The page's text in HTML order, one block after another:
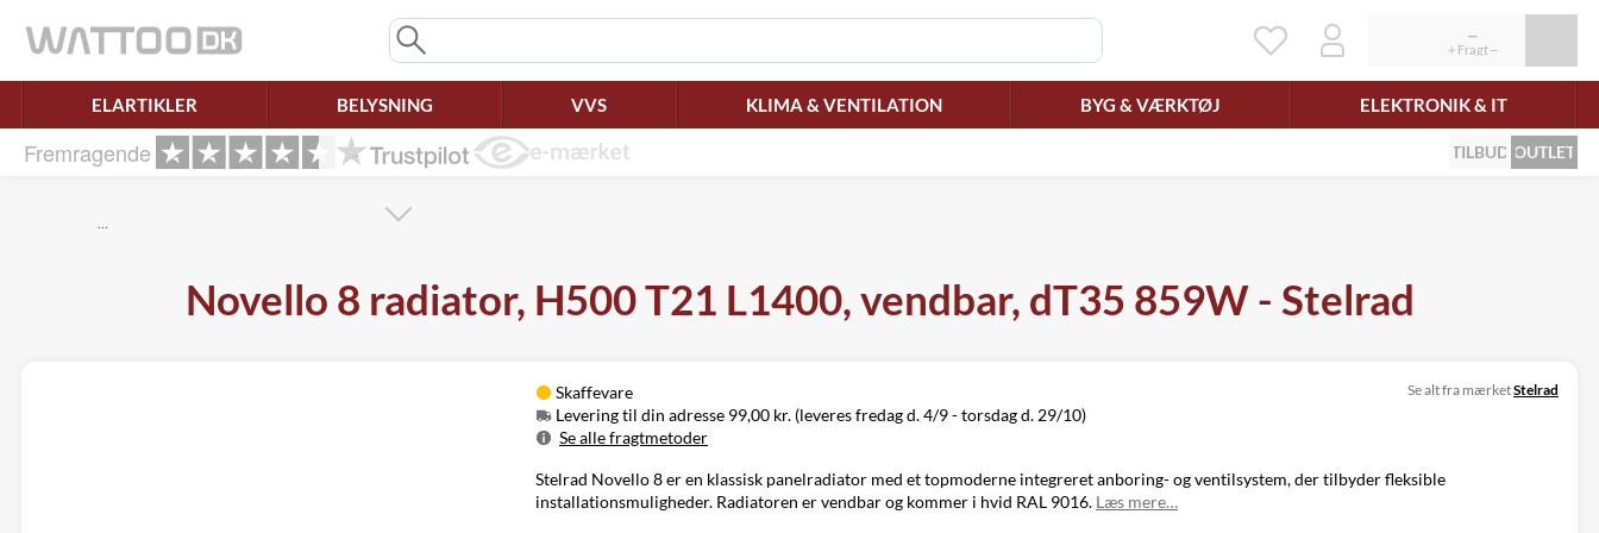
ELARTIKLER BELYSNING VVS KLIMA & VENTILATION BYG & VÆRKTØJ ELEKTRONIK & IT
Fremragende TILBUD OUTLET
…
Novello 8 radiator, H500 T21 L1400, vendbar, dT35 859W - Stelrad
Skaffevare
Levering til din adresse 99,00 kr. (leveres fredag d. 4/9 - torsdag d. 29/10)
Se alle fragtmetoder
Metode
Pris
Leveres
Levering til
99,00 kr.
Fredag d. 4/9 -
Se alt fra mærketStelrad
Stelrad Novello 8 er en klassisk panelradiator med et topmoderne integreret anboring- og ventilsystem, der tilbyder fleksible
installationsmuligheder. Radiatoren er vendbar og kommer i hvid RAL 9016. Læs mere…
Ret samtykke!